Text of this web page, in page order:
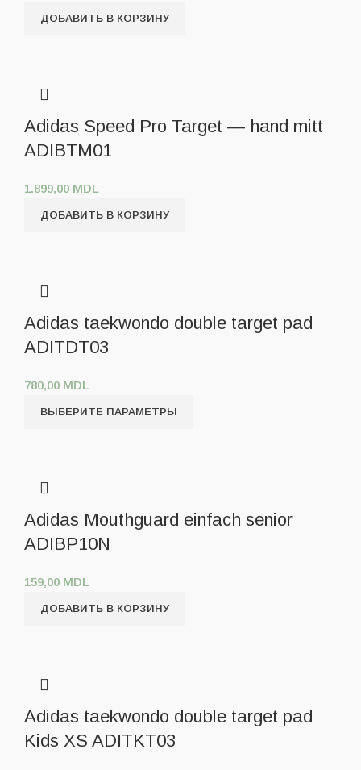
ДОБАВИТЬ В КОРЗИНУ
Adidas Speed Pro Target — hand mitt
ADIBTM01
1.899,00 MDL
ДОБАВИТЬ В КОРЗИНУ
Adidas taekwondo double target pad
ADITDT03
780,00 MDL
ВЫБЕРИТЕ ПАРАМЕТРЫ
Adidas Mouthguard einfach senior
ADIBP10N
159,00 MDL
ДОБАВИТЬ В КОРЗИНУ
Adidas taekwondo double target pad
Kids XS ADITKT03